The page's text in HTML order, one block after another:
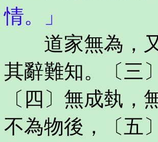
情。」
道家無為，又
其辭難知。〔三
〔四〕無成埶
不為物後，〔五